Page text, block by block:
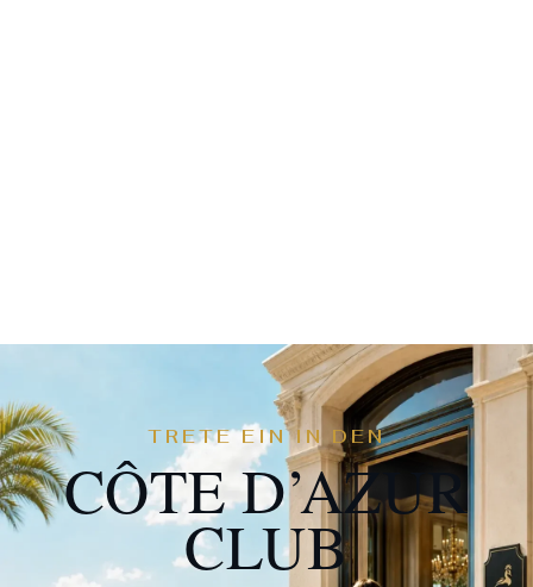
TRETE EIN IN DEN
CÔTE D’AZUR
CLUB